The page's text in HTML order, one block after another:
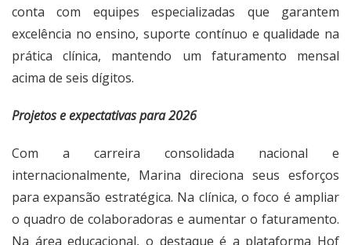
conta com equipes especializadas que garantem
excelência no ensino, suporte contínuo e qualidade na
prática clínica, mantendo um faturamento mensal
acima de seis dígitos.
Projetos e expectativas para 2026
Com a carreira consolidada nacional e
internacionalmente, Marina direciona seus esforços
para expansão estratégica. Na clínica, o foco é ampliar
o quadro de colaboradoras e aumentar o faturamento.
Na área educacional, o destaque é a plataforma Hof